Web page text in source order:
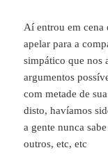
Aí entrou em cena
apelar para a
simpático que nos
argumentos
com metade de
disto, havíamos
a gente nunca
outros, etc, etc